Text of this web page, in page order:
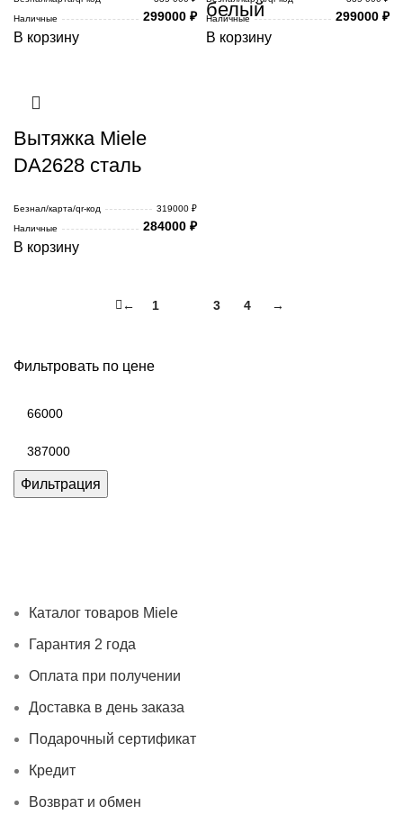
Фильтровать по цене
Фильтрация
Наличные
299000 ₽
В корзину
белый
Наличные
299000 ₽
В корзину
Вытяжка Miele
DA2628 сталь
Безнал/карта/qr-код
319000 ₽
Наличные
284000 ₽
В корзину
← 1 3 4 →
Каталог товаров Miele
Гарантия 2 года
Оплата при получении
Доставка в день заказа
Подарочный сертификат
Кредит
Возврат и обмен